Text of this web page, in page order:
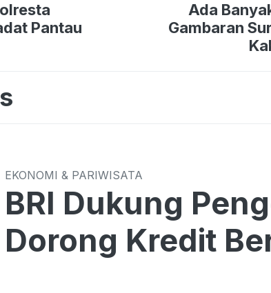
Pantau
Ada
Gambaran
EKONOMI & PARIWISATA
BRI Dukung
Dorong Kredit